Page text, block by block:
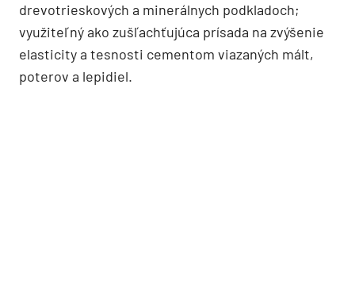
drevotrieskových a minerálnych podkladoch;
využiteľný ako zušľachťujúca prísada na zvýšenie
elasticity a tesnosti cementom viazaných mált,
poterov a lepidiel.